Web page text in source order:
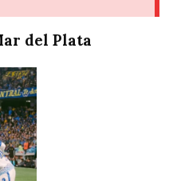
del Plata